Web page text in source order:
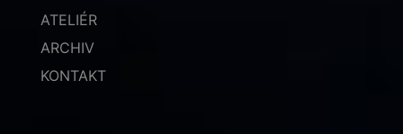
ATELIÉR
ARCHIV
KONTAKT